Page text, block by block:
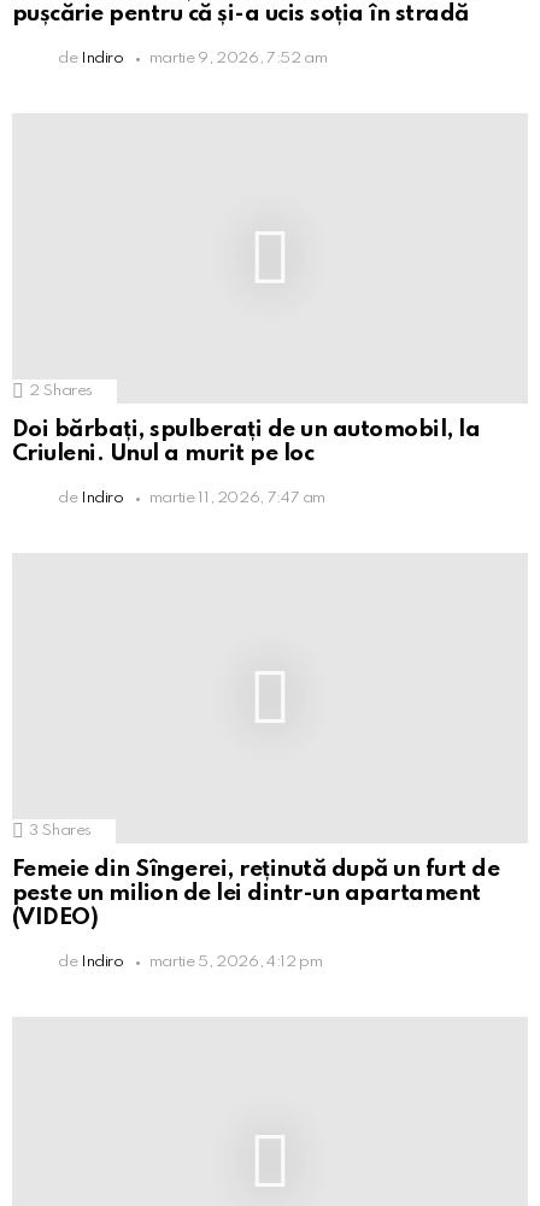
pușcărie pentru că și-a ucis soția în stradă
de Indiro martie 9, 2026, 7:52 am
2 Shares
Doi bărbați, spulberați de un automobil, la
Criuleni. Unul a murit pe loc
de Indiro martie 11, 2026, 7:47 am
3 Shares
Femeie din Sîngerei, reținută după un furt de
peste un milion de lei dintr-un apartament
(VIDEO)
de Indiro martie 5, 2026, 4:12 pm